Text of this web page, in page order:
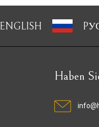
ENGLISH
Haben